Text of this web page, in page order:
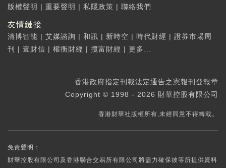
版權聲明 | 重要聲明 | 私隱政策 | 聯絡我們
友情鏈接
清博智能 | 艾媒諮詢 | 和訊 | 新時空 | 時代財經 | 證券市場周
刊
| 壹財信 | 權衡財經 | 攬富財經 | 更多...
香港政府指定刊載法定通告之憲報刊登報章
Copyright © 1998 - 2026 財華控股有限公司
香港財華社版權所有,未經同意不得轉載。
免責聲明：
財華控股有限公司及香港聯合交易所有限公司將盡力確保彼等所提供資料